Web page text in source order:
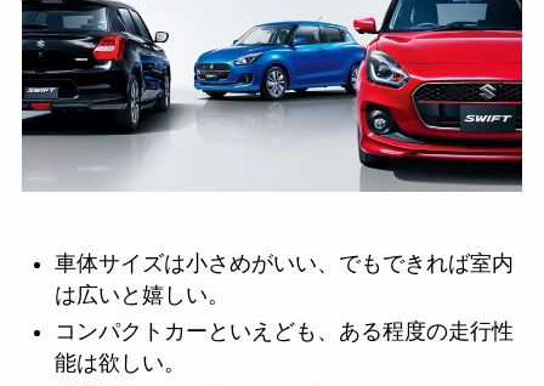
車体サイズは小さめがいい、でもできれば室内
は広いと嬉しい。
コンパクトカーといえども、ある程度の走行性
能は欲しい。